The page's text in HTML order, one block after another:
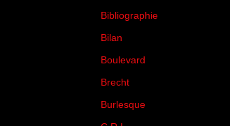
Bibliographie
Bilan
Boulevard
Brecht
Burlesque